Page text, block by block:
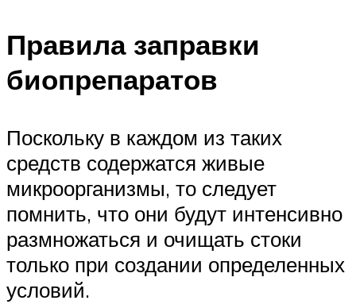
Правила заправки
биопрепаратов
Поскольку в каждом из таких
средств содержатся живые
микроорганизмы, то следует
помнить, что они будут интенсивно
размножаться и очищать стоки
только при создании определенных
условий.